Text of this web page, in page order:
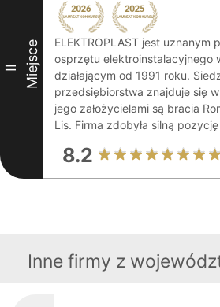
II Miejsce
ELEKTROPLAST jest uznanym
osprzętu elektroinstalacyjnego
działającym od 1991 roku.
przedsiębiorstwa znajduje się
jego założycielami są bracia
Lis. Firma zdobyła silną
8.2
Inne firmy z